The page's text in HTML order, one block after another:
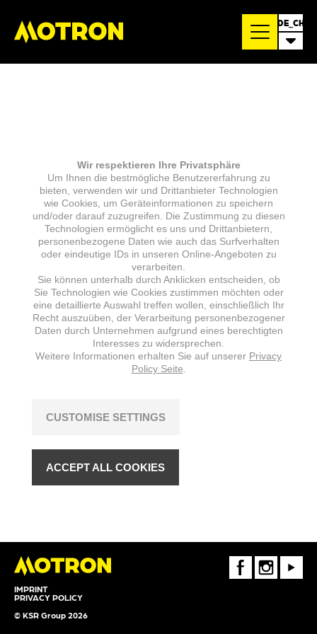
DE_CH
IMPRINT
PRIVACY POLICY
© KSR Group 2026
FaceBookInstagramYoutube
Wir respektieren Ihre Privatsphäre
Um Ihnen die bestmögliche Benutzererfahrung zu
bieten, verwenden wir und Drittanbieter Technologien
wie Cookies, um Geräteinformationen zu speichern
und/oder darauf zuzugreifen. Die Zustimmung zu diesen
Technologien ermöglicht es uns und Drittanbietern,
personenbezogene Daten wie auch das Surfverhalten
oder eindeutige IDs in unseren Online-Angeboten zu
verarbeiten.
Sie können unterhalb durch Anklicken entscheiden, ob
Sie Technologien wie Cookies zustimmen möchten oder
eine detaillierte Auswahl treffen wollen, einschließlich Ihr
Recht auszuüben, der Verarbeitung personenbezogener
Daten durch Unternehmen aufgrund eines berechtigten
Interesses zu widersprechen.
Weitere Informationen erhalten Sie auf unserer Privacy
Policy Seite
CUSTOMISE SETTINGS
ACCEPT ALL COOKIES